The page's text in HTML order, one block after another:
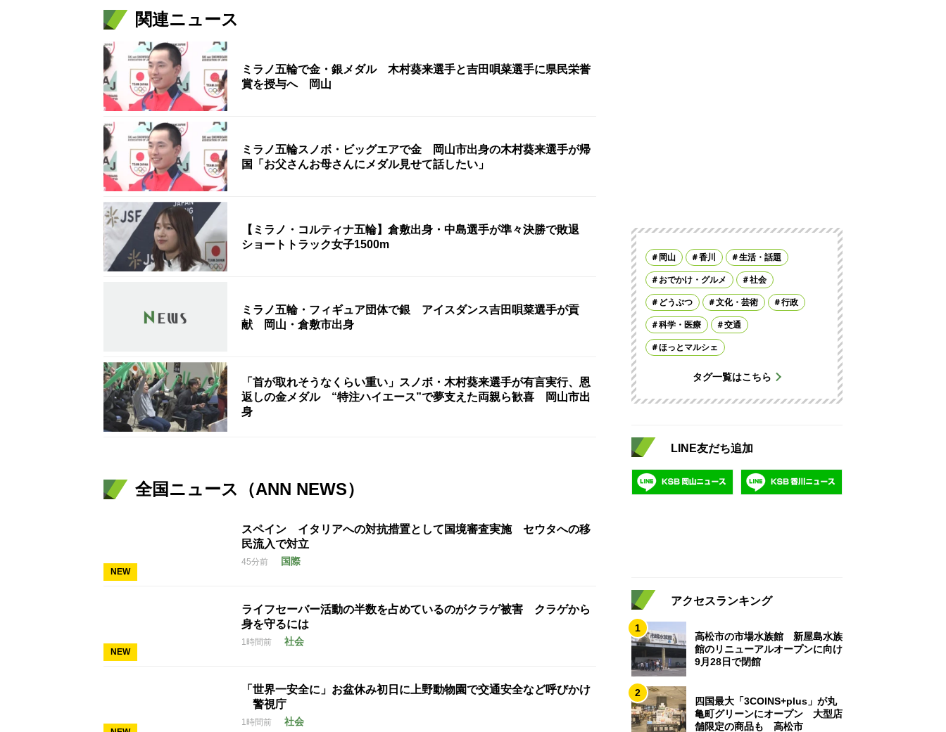
関連ニュース
ミラノ五輪で金・銀メダル 木村葵来選手と吉田唄菜選手に県民栄誉
賞を授与へ 岡山
ミラノ五輪スノボ・ビッグエアで金 岡山市出身の木村葵来選手が帰
国「お父さんお母さんにメダル見せて話したい」
【ミラノ・コルティナ五輪】倉敷出身・中島選手が準々決勝で敗退
ショートトラック女子1500m
ミラノ五輪・フィギュア団体で銀 アイスダンス吉田唄菜選手が貢
献 岡山・倉敷市出身
「首が取れそうなくらい重い」スノボ・木村葵来選手が有言実行、恩
返しの金メダル “特注ハイエース”で夢支えた両親ら歓喜 岡山市出
身
全国ニュース（ANN NEWS）
NEW
スペイン イタリアへの対抗措置として国境審査実施 セウタへの移
民流入で対立
45分前 国際
NEW
ライフセーバー活動の半数を占めているのがクラゲ被害 クラゲから
身を守るには
1時間前 社会
「世界一安全に」お盆休み初日に上野動物園で交通安全など呼びかけ
警視庁
1時間前 社会
岡山 香川 生活・話題
おでかけ・グルメ 社会
どうぶつ 文化・芸術 行政
科学・医療 交通
ほっとマルシェ
タグ一覧はこちら
LINE友だち追加
アクセスランキング
1
高松市の市場水族館 新屋島水族
館のリニューアルオープンに向け
9月28日で閉館
2
四国最大「3COINS+plus」が丸
亀町グリーンにオープン 大型店
舗限定の商品も 高松市